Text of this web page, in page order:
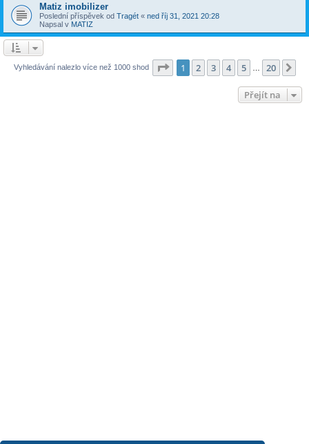
Matiz imobilizer
Poslední příspěvek od Tragét « ned říj 31, 2021 20:28
Napsal v MATIZ
Vyhledávání nalezlo více než 1000 shod Stránka z 20
1 2 3 4 5 20
Přejít na